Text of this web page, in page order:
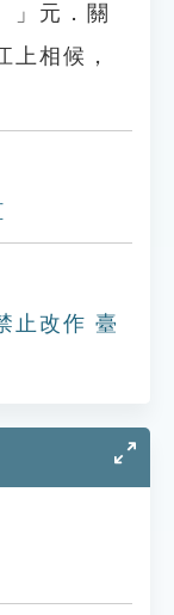
」元．關
上相候，
止改作 臺